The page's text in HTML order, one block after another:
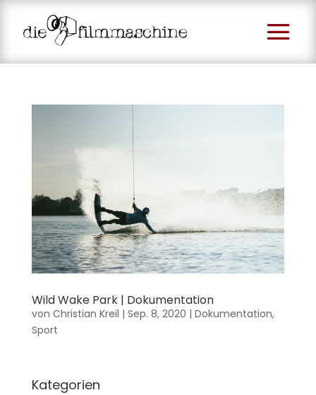
Wild Wake Park | Dokumentation
von Christian Kreil | Sep. 8, 2020 | Dokumentation,
Sport
Kategorien